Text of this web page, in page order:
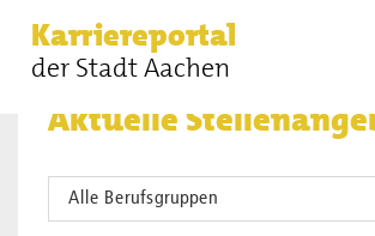
Karriereportal
der Stadt Aachen
Sie sind hier:Stellenangebote der Stadt
Aktuelle
e